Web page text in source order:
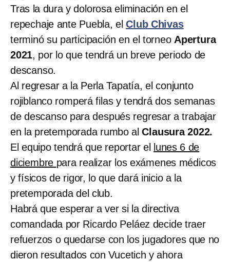
Tras la dura y dolorosa eliminación en el
repechaje ante Puebla, elClub Chivas
terminó su participación en el torneo Apertura
2021, por lo que tendrá un breve periodo de
descanso.
Al regresar a la Perla Tapatía, el conjunto
rojiblanco romperá filas y tendrá dos semanas
de descanso para después regresar a trabajar
en la pretemporada rumbo alClausura 2022.
El equipo tendrá que reportar el
lunes 6 de
diciembre para realizar los exámenes médicos
y físicos de rigor, lo que dará inicio a la
pretemporada del club.
Habrá que esperar a ver si la directiva
comandada por Ricardo Peláez decide traer
refuerzos o quedarse con los jugadores que no
dieron resultados con Vucetich y ahora